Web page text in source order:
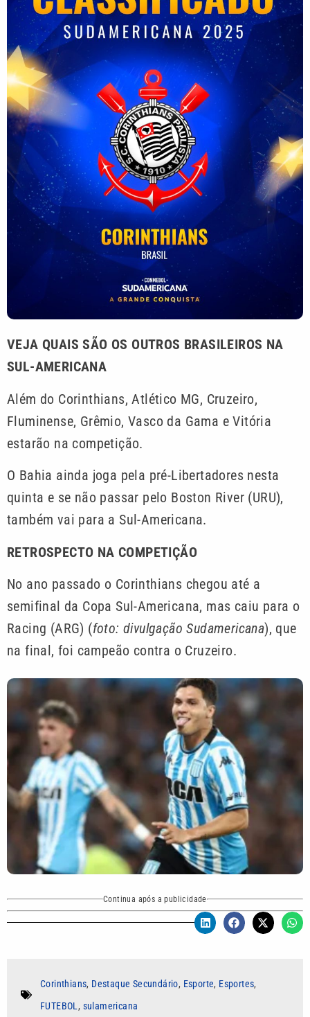
VEJA QUAIS SÃO OS OUTROS BRASILEIROS NA
SUL-AMERICANA
Além do Corinthians, Atlético MG, Cruzeiro,
Fluminense, Grêmio, Vasco da Gama e Vitória
estarão na competição.
O Bahia ainda joga pela pré-Libertadores nesta
quinta e se não passar pelo Boston River (URU),
também vai para a Sul-Americana.
RETROSPECTO NA COMPETIÇÃO
No ano passado o Corinthians chegou até a
semifinal da Copa Sul-Americana, mas caiu para o
Racing (ARG) (foto: divulgação Sudamericana), que
na final, foi campeão contra o Cruzeiro.
Continua após a publicidade
Corinthians, Destaque Secundário, Esporte, Esportes,
FUTEBOL, sulamericana